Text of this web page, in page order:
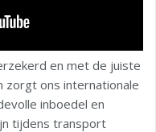
en met de juiste
zorgt ons internationale
inboedel en
tijdens transport